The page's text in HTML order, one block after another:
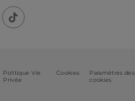
Politique Vie
Privée
Cookies
Paramètres des
cookies